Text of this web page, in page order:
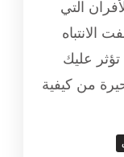
التي
الانتباه
عليك
من كيفية